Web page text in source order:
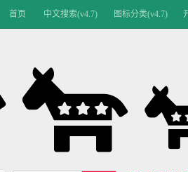
首页 中文搜索(v4.7) 图标分类(v4.7)